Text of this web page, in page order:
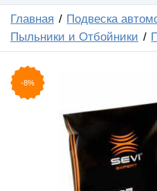
Главная
Подвеска
Пыльники и Отбойники
-8%